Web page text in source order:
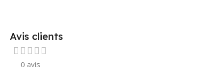
Avis clients
0 avis